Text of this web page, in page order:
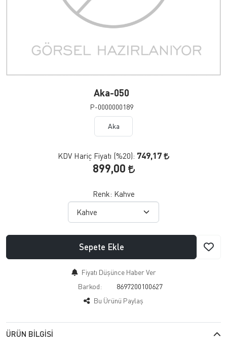
Aka-050
P-0000000189
Aka
KDV Hariç Fiyatı (%20): 749,17
899,00
Renk: Kahve
Sepete Ekle
Fiyatı Düşünce Haber Ver
Barkod:
8697200100627
Bu Ürünü Paylaş
ÜRÜN BILGISI